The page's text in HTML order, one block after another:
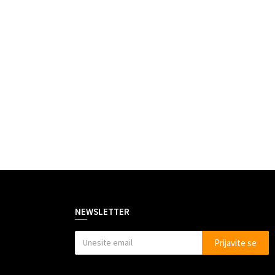
NEWSLETTER
Prijavite se